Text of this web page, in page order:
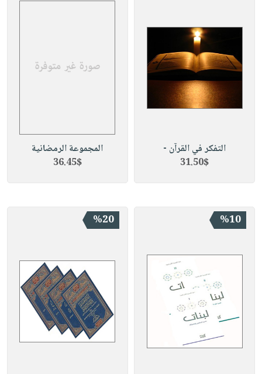
التفكر في القرآن -
31.50$
المجموعة الرمضانية
36.45$
%10
%20